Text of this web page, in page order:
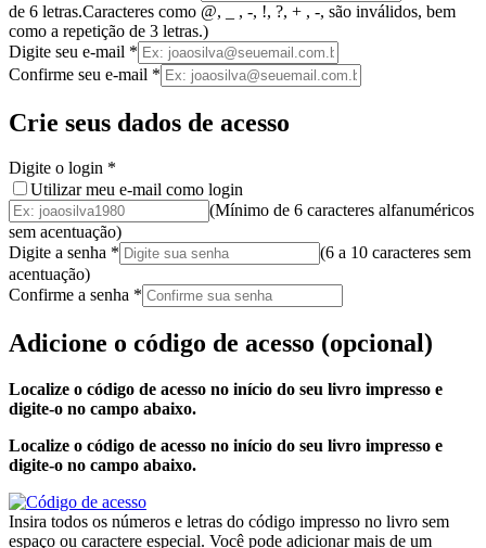
de 6 letras.Caracteres como @, _ , -, !, ?, + , -, são inválidos, bem
como a repetição de 3 letras.)
Digite seu e-mail *
Confirme seu e-mail *
Crie seus dados de acesso
Digite o login *
Utilizar meu e-mail como login
(Mínimo de 6 caracteres alfanuméricos
sem acentuação)
Digite a senha * (6 a 10 caracteres sem
acentuação)
Confirme a senha *
Adicione o código de acesso (opcional)
Localize o código de acesso no início do seu livro impresso e
digite-o no campo abaixo.
Localize o código de acesso no início do seu livro impresso e
digite-o no campo abaixo.
Insira todos os números e letras do código impresso no livro sem
espaço ou caractere especial. Você pode adicionar mais de um